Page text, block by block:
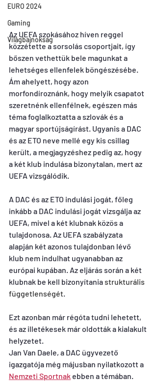
EURO 2024
Gaming
Világbajnokság
Az UEFA szokásához híven reggel
közzétette a sorsolás csoportjait, így
bőszen vethettük bele magunkat a
lehetséges ellenfelek böngészésébe.
Ám ahelyett, hogy azon
morfondíroznánk, hogy melyik csapatot
szeretnénk ellenfélnek, egészen más
téma foglalkoztatta a szlovák és a
magyar sportújságírást. Ugyanis a DAC
és az ETO neve mellé egy kis csillag
került, a megjagyzéshez pedig az, hogy
a két klub indulása bizonytalan, mert az
UEFA vizsgálódik.
A DAC és az ETO indulási jogát, főleg
inkább a DAC indulási jogát vizsgálja az
UEFA, mivel a két klubnak közös a
tulajdonosa. Az UEFA szabályzata
alapján két azonos tulajdonban lévő
klub nem indulhat ugyanabban az
európai kupában. Az eljárás során a két
klubnak be kell bizonyítania strukturális
függetlenségét
Ezt azonban már régóta tudni lehetett,
és az illetékesek már oldották a kialakult
helyzetet.
Jan Van Daele, a DAC ügyvezető
igazgatója még májusban nyilatkozott a
Nemzeti Sportnak ebben a témában.